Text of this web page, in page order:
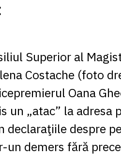
1 MDL
= 0.2538
= 0.2227
1 NOK= 0.4191
1 NZD
1 PLN= 1.1646
1 RUB= 0.0530
1 SEK= 0.4526
1 TRY= 0.1141
1 UAH= 0.1048
1 XDR= 5.9383
1 ZAR= 0.2318
Superior al
Costache (foto
Oana
un „atac” la adresa
declaraţiile despre
demers fără